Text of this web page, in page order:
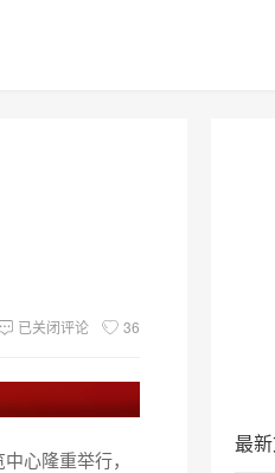
已关闭评论 36
心隆重举行，
最